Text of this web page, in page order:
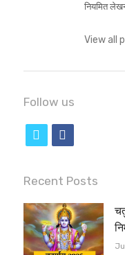
नियमित
View all
Follow us
i
t
t
e
c
e
b
o
Recent Posts